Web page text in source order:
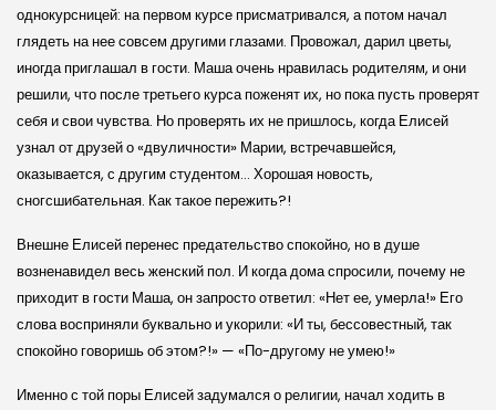
однокурсницей: на первом курсе присматривался, а потом начал
глядеть на нее совсем другими глазами. Провожал, дарил цветы,
иногда приглашал в гости. Маша очень нравилась родителям, и они
решили, что после третьего курса поженят их, но пока пусть проверят
себя и свои чувства. Но проверять их не пришлось, когда Елисей
узнал от друзей о «двуличности» Марии, встречавшейся,
оказывается, с другим студентом… Хорошая новость,
сногсшибательная. Как такое пережить?!
Внешне Елисей перенес предательство спокойно, но в душе
возненавидел весь женский пол. И когда дома спросили, почему не
приходит в гости Маша, он за­просто ответил: «Нет ее, умерла!» Его
слова восприняли буквально и укорили: «И ты, бессовестный, так
спокойно говоришь об этом?!» — «По-другому не умею!»
Именно с той поры Елисей задумался о религии, начал ходить в